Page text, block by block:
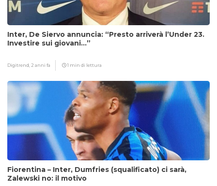
Inter, De Siervo annuncia: “Presto arriverà l’Under 23.
Investire sui giovani…”
Digitrend, 2 anni fa 1 min di lettura
Fiorentina – Inter, Dumfries (squalificato) ci sarà,
Zalewski no: il motivo